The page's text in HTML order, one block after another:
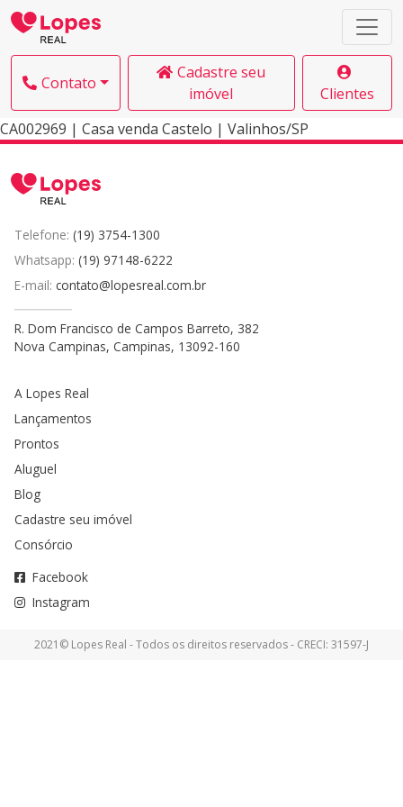
Contato
Cadastre seu
imóvel
Clientes
CA002969 | Casa venda Castelo | Valinhos/SP
Telefone: (19) 3754-1300
Whatsapp: (19) 97148-6222
E-mail: contato@lopesreal.com.br
R. Dom Francisco de Campos Barreto, 382
Nova Campinas, Campinas, 13092-160
A Lopes Real
Lançamentos
Prontos
Aluguel
Blog
Cadastre seu imóvel
Consórcio
Facebook
Instagram
2021© Lopes Real - Todos os direitos reservados - CRECI: 31597-J